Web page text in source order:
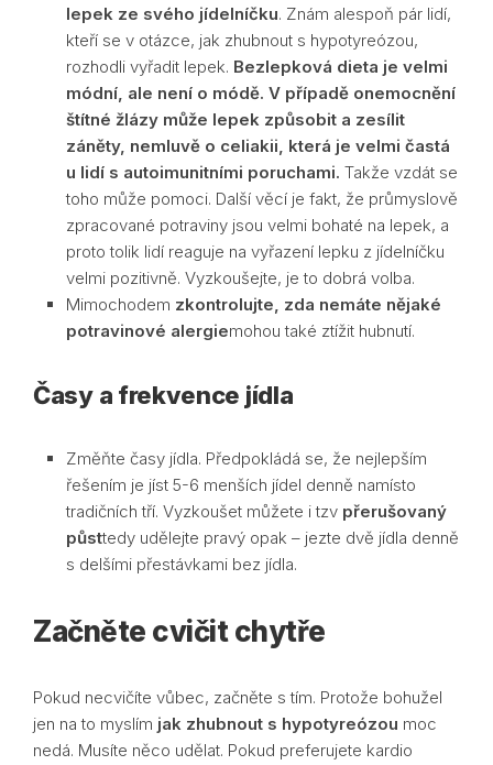
lepek ze svého jídelníčku. Znám alespoň pár lidí,
kteří se v otázce, jak zhubnout s hypotyreózou,
rozhodli vyřadit lepek. Bezlepková dieta je velmi
módní, ale není o módě. V případě onemocnění
štítné žlázy může lepek způsobit a zesílit
záněty, nemluvě o celiakii, která je velmi častá
u lidí s autoimunitními poruchami. Takže vzdát se
toho může pomoci. Další věcí je fakt, že průmyslově
zpracované potraviny jsou velmi bohaté na lepek, a
proto tolik lidí reaguje na vyřazení lepku z jídelníčku
velmi pozitivně. Vyzkoušejte, je to dobrá volba.
Mimochodem zkontrolujte, zda nemáte nějaké
potravinové alergiemohou také ztížit hubnutí.
Časy a frekvence jídla
Změňte časy jídla. Předpokládá se, že nejlepším
řešením je jíst 5-6 menších jídel denně namísto
tradičních tří. Vyzkoušet můžete i tzv přerušovaný
půsttedy udělejte pravý opak – jezte dvě jídla denně
s delšími přestávkami bez jídla.
Začněte cvičit chytře
Pokud necvičíte vůbec, začněte s tím. Protože bohužel
jen na to myslím jak zhubnout s hypotyreózou moc
nedá. Musíte něco udělat. Pokud preferujete kardio